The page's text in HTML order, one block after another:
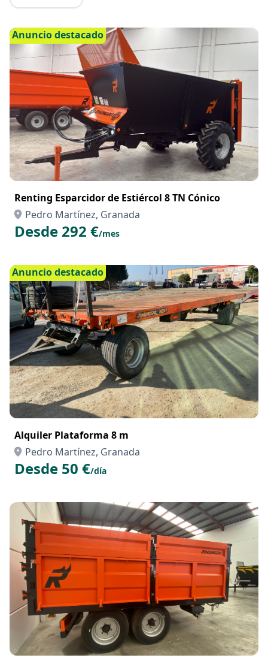
Anuncio destacado
Renting Esparcidor de Estiércol 8 TN Cónico
Pedro Martínez, Granada
Desde 292 €/mes
Anuncio destacado
Alquiler Plataforma 8 m
Pedro Martínez, Granada
Desde 50 €/día